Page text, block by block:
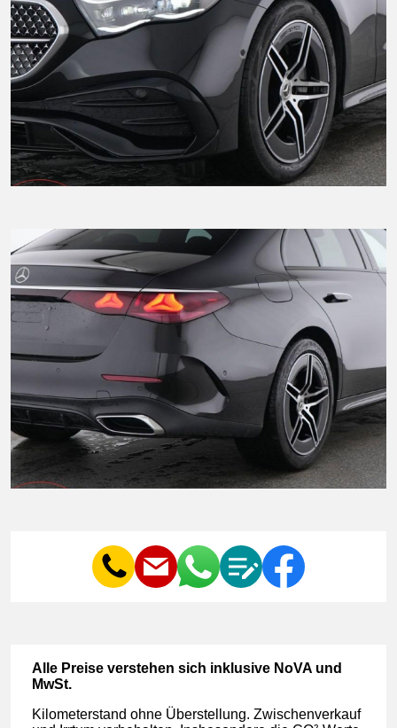
Al­le Prei­se ver­ste­hen sich in­klu­si­ve No­VA und
MwSt.
Ki­lo­me­ter­stand oh­ne Über­stel­lung. Zwi­schen­ver­kauf